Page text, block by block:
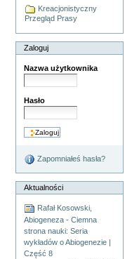
Kreacjonistyczny
Przegląd Prasy
Zaloguj
Nazwa użytkownika
Hasło
Zapomniałeś hasła?
Aktualności
Rafał Kosowski,
Abiogeneza - Ciemna
strona nauki: Seria
wykładów o Abiogenezie |
Część 8